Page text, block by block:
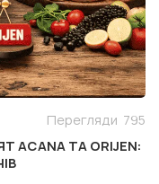
Перегляди 795
ТА ORIJEN: